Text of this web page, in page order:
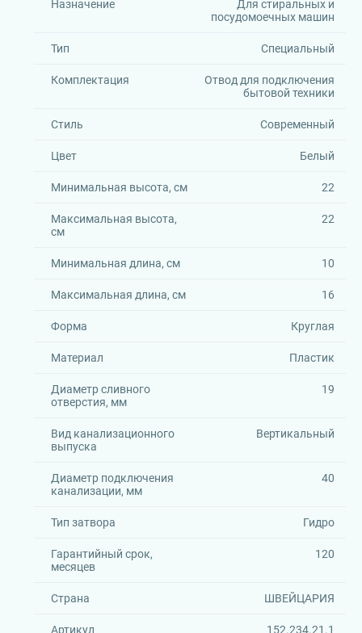
Назначение
Для стиральных и
посудомоечных машин
Тип Специальный
Комплектация
Отвод для подключения
бытовой техники
Стиль Современный
Цвет Белый
Минимальная высота, см 22
Максимальная высота,
см
22
Минимальная длина, см 10
Максимальная длина, см 16
Форма Круглая
Материал Пластик
Диаметр сливного
отверстия, мм
19
Вид канализационного
выпуска
Вертикальный
Диаметр подключения
канализации, мм
40
Тип затвора Гидро
Гарантийный срок,
месяцев
120
Страна ШВЕЙЦАРИЯ
Артикул 152.234.21.1